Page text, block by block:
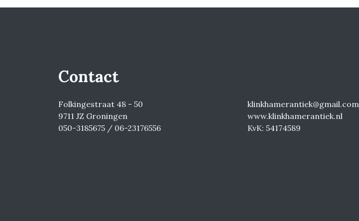
Contact
Folkingestraat 48 - 50
9711 JZ Groningen
050-3185675 / 06-23176556
klinkhamerantiek@gmail.com
www.klinkhamerantiek.nl
KvK: 54174589